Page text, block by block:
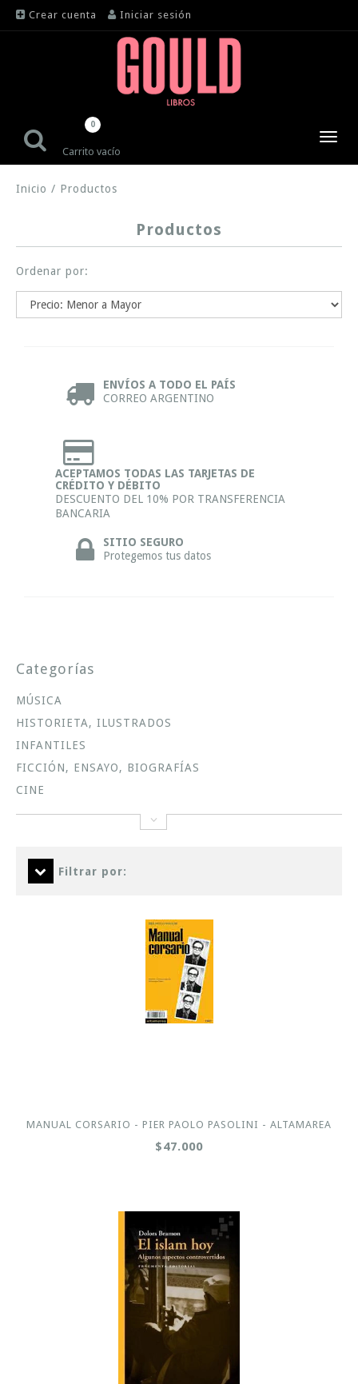
Crear cuenta Iniciar sesión
Carrito vacío
0
Inicio / Productos
Productos
Ordenar por:
ENVÍOS A TODO EL PAÍS
CORREO ARGENTINO
ACEPTAMOS TODAS LAS TARJETAS DE
CRÉDITO Y DÉBITO
DESCUENTO DEL 10% POR TRANSFERENCIA
BANCARIA
SITIO SEGURO
Protegemos tus datos
Categorías
MÚSICA
HISTORIETA, ILUSTRADOS
INFANTILES
FICCIÓN, ENSAYO, BIOGRAFÍAS
CINE
Filtrar por:
MANUAL CORSARIO - PIER PAOLO PASOLINI - ALTAMAREA
$47.000